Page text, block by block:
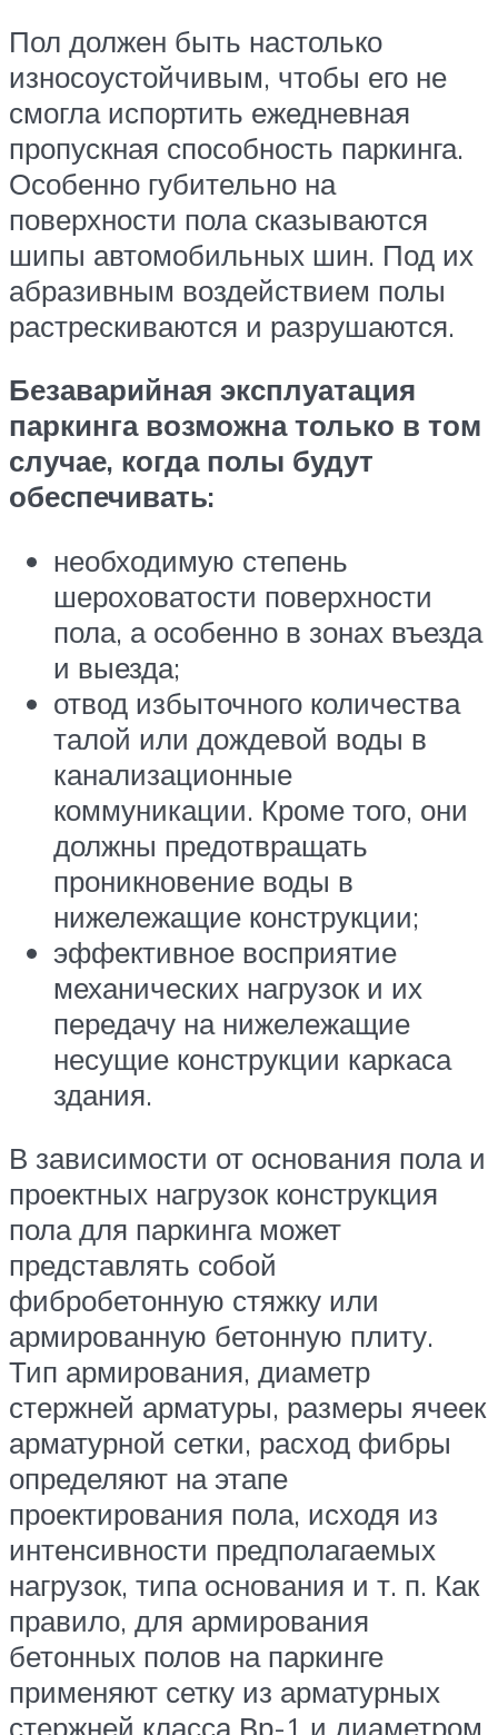
Пол должен быть настолько
износоустойчивым, чтобы его не
смогла испортить ежедневная
пропускная способность паркинга.
Особенно губительно на
поверхности пола сказываются
шипы автомобильных шин. Под их
абразивным воздействием полы
растрескиваются и разрушаются.
Безаварийная эксплуатация
паркинга возможна только в том
случае, когда полы будут
обеспечивать:
необходимую степень
шероховатости поверхности
пола, а особенно в зонах въезда
и выезда;
отвод избыточного количества
талой или дождевой воды в
канализационные
коммуникации. Кроме того, они
должны предотвращать
проникновение воды в
нижележащие конструкции;
эффективное восприятие
механических нагрузок и их
передачу на нижележащие
несущие конструкции каркаса
здания.
В зависимости от основания пола и
проектных нагрузок конструкция
пола для паркинга может
представлять собой
фибробетонную стяжку или
армированную бетонную плиту.
Тип армирования, диаметр
стержней арматуры, размеры ячеек
арматурной сетки, расход фибры
определяют на этапе
проектирования пола, исходя из
интенсивности предполагаемых
нагрузок, типа основания и т. п. Как
правило, для армирования
бетонных полов на паркинге
применяют сетку из арматурных
стержней класса Вр-1 и диаметром